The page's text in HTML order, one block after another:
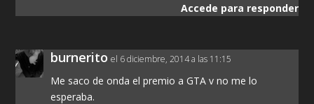
Accede para responder
burnerito el 6 diciembre, 2014 a las 11:15
Me saco de onda el premio a GTA v no me lo
esperaba.